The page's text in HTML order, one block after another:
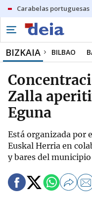
Carabelas portuguesas
BIZKAIA BILBAO
Zalla
Eguna
Está organizada por
Euskal Herria en
y bares del municipio